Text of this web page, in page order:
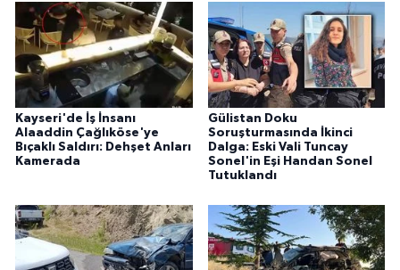
Kayseri'de İş İnsanı
Alaaddin Çağlıköse'ye
Bıçaklı Saldırı: Dehşet Anları
Kamerada
Gülistan Doku
Soruşturmasında İkinci
Dalga: Eski Vali Tuncay
Sonel'in Eşi Handan Sonel
Tutuklandı